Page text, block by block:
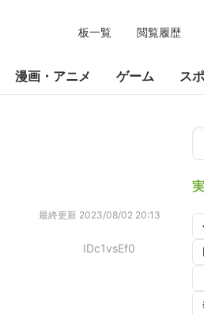
板一覧 閲覧履歴
漫画・アニメ ゲーム ス
最終更新 2023/08/02 20:13
IDc1vsEf0